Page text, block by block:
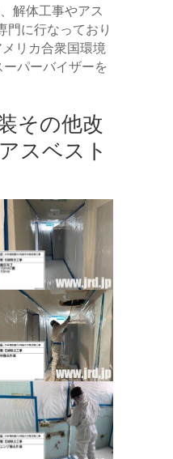
解体工事やアス
門に行なっており
リカ合衆国環境
パーバイザーを
その他改
スベスト